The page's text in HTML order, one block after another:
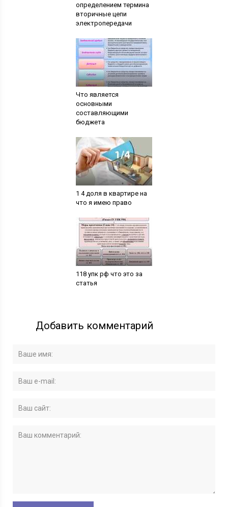
определением термина
вторичные цепи
электропередачи
Что является
основными
составляющими
бюджета
1 4 доля в квартире на
что я имею право
118 упк рф что это за
статья
Добавить комментарий